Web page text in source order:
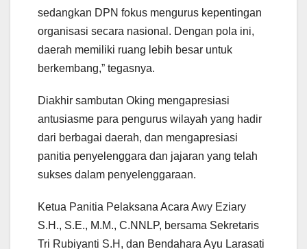
sedangkan DPN fokus mengurus kepentingan
organisasi secara nasional. Dengan pola ini,
daerah memiliki ruang lebih besar untuk
berkembang,” tegasnya.
Diakhir sambutan Oking mengapresiasi
antusiasme para pengurus wilayah yang hadir
dari berbagai daerah, dan mengapresiasi
panitia penyelenggara dan jajaran yang telah
sukses dalam penyelenggaraan.
Ketua Panitia Pelaksana Acara Awy Eziary
S.H., S.E., M.M., C.NNLP, bersama Sekretaris
Tri Rubiyanti S.H, dan Bendahara Ayu Larasati